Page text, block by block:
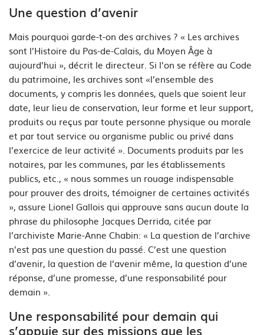
Une question d’avenir
Mais pourquoi garde-t-on des archives ? « Les archives
sont l’Histoire du Pas-de-Calais, du Moyen Âge à
aujourd’hui », décrit le directeur. Si l’on se réfère au Code
du patrimoine, les archives sont «l’ensemble des
documents, y compris les données, quels que soient leur
date, leur lieu de conservation, leur forme et leur support,
produits ou reçus par toute personne physique ou morale
et par tout service ou organisme public ou privé dans
l’exercice de leur activité ». Documents produits par les
notaires, par les communes, par les établissements
publics, etc., « nous sommes un rouage indispensable
pour prouver des droits, témoigner de certaines activités
», assure Lionel Gallois qui approuve sans aucun doute la
phrase du philosophe Jacques Derrida, citée par
l’archiviste Marie-Anne Chabin: « La question de l’archive
n’est pas une question du passé. C’est une question
d’avenir, la question de l’avenir même, la question d’une
réponse, d’une promesse, d’une responsabilité pour
demain ».
Une responsabilité pour demain qui
s’appuie sur des missions que les